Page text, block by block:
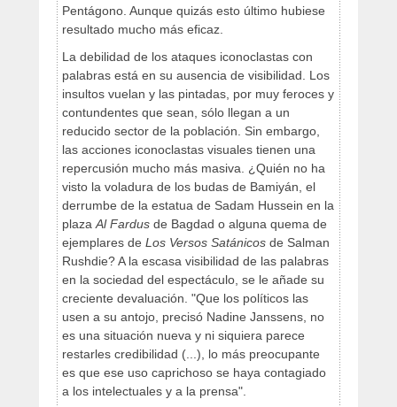
Pentágono. Aunque quizás esto último hubiese
resultado mucho más eficaz.
La debilidad de los ataques iconoclastas con
palabras está en su ausencia de visibilidad. Los
insultos vuelan y las pintadas, por muy feroces y
contundentes que sean, sólo llegan a un
reducido sector de la población. Sin embargo,
las acciones iconoclastas visuales tienen una
repercusión mucho más masiva. ¿Quién no ha
visto la voladura de los budas de Bamiyán, el
derrumbe de la estatua de Sadam Hussein en la
plaza Al Fardus de Bagdad o alguna quema de
ejemplares de Los Versos Satánicos de Salman
Rushdie? A la escasa visibilidad de las palabras
en la sociedad del espectáculo, se le añade su
creciente devaluación. "Que los políticos las
usen a su antojo, precisó Nadine Janssens, no
es una situación nueva y ni siquiera parece
restarles credibilidad (...), lo más preocupante
es que ese uso caprichoso se haya contagiado
a los intelectuales y a la prensa".